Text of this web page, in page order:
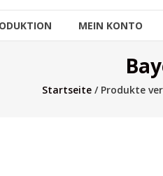
MEIN KONTO
Startseite / Produkte